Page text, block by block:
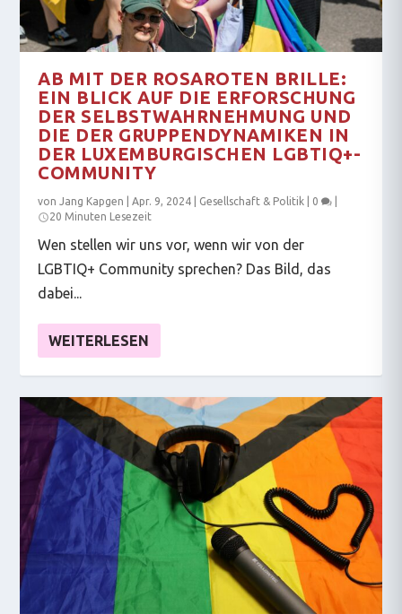
AB MIT DER ROSAROTEN BRILLE:
EIN BLICK AUF DIE ERFORSCHUNG
DER SELBSTWAHRNEHMUNG UND
DIE DER GRUPPENDYNAMIKEN IN
DER LUXEMBURGISCHEN LGBTIQ+-
COMMUNITY
vonJang Kapgen |Apr. 9, 2024 Gesellschaft & Politik 0
20 Minuten Lesezeit
Wen stellen wir uns vor, wenn wir von der
LGBTIQ+ Community sprechen? Das Bild, das
dabei...
WEITERLESEN